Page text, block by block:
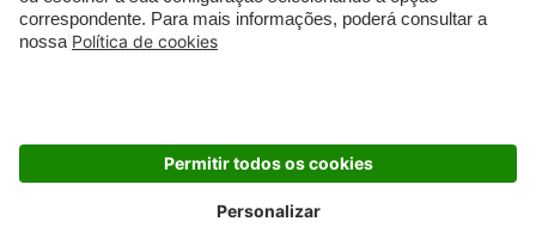
Dermocosmética
Creme Rosto Homem
Embalagens Sustentáveis